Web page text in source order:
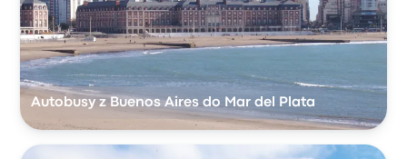
Autobusy z Buenos Aires do Mar del Plata